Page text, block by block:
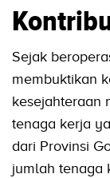
Sejak
membuktikan
kesejahteraan
tenaga kerja
dari Provinsi
jumlah tenaga